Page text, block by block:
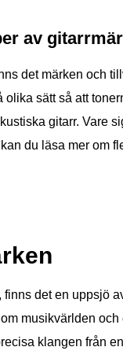
av
det märken och
sätt så att
gitarr. Vare
du läsa mer om
finns det en uppsjö
musikvärlden
klangen från